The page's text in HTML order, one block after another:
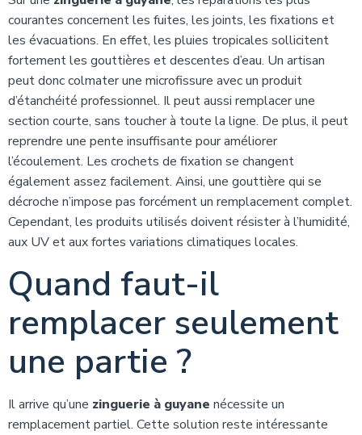
courantes concernent les fuites, les joints, les fixations et
les évacuations. En effet, les pluies tropicales sollicitent
fortement les gouttières et descentes d’eau. Un artisan
peut donc colmater une microfissure avec un produit
d’étanchéité professionnel. Il peut aussi remplacer une
section courte, sans toucher à toute la ligne. De plus, il peut
reprendre une pente insuffisante pour améliorer
l’écoulement. Les crochets de fixation se changent
également assez facilement. Ainsi, une gouttière qui se
décroche n’impose pas forcément un remplacement complet.
Cependant, les produits utilisés doivent résister à l’humidité,
aux UV et aux fortes variations climatiques locales.
Quand faut-il
remplacer seulement
une partie ?
Il arrive qu’une zinguerie à guyane nécessite un
remplacement partiel. Cette solution reste intéressante